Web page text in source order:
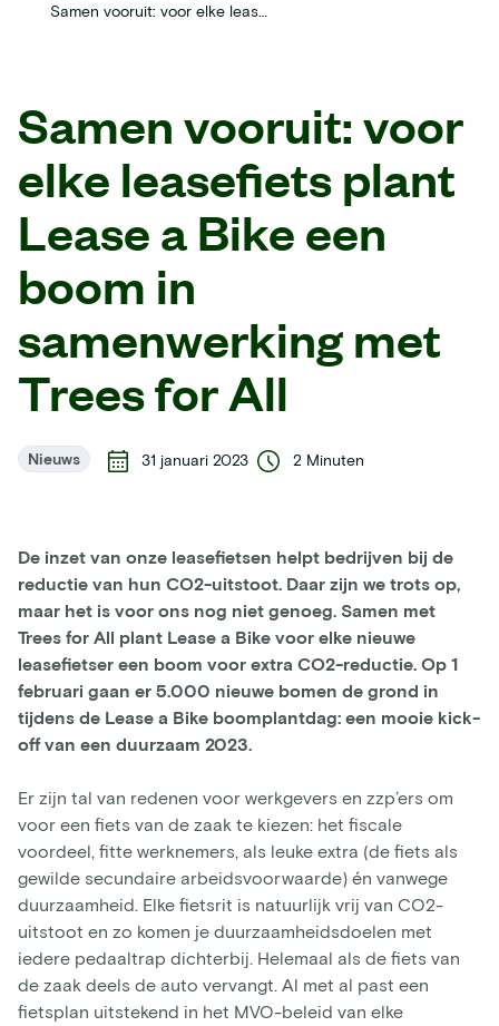
Samen vooruit: voor
elke leasefiets plant
Lease a Bike een
boom in
samenwerking met
Trees for All
Nieuws 31 januari 2023 2 Minuten
De inzet van onze leasefietsen helpt bedrijven bij de
reductie van hun CO2-uitstoot. Daar zijn we trots op,
maar het is voor ons nog niet genoeg. Samen met
Trees for All plant Lease a Bike voor elke nieuwe
leasefietser een boom voor extra CO2-reductie. Op 1
februari gaan er 5.000 nieuwe bomen de grond in
tijdens de Lease a Bike boomplantdag: een mooie kick-
off van een duurzaam 2023.
Er zijn tal van redenen voor werkgevers en zzp’ers om
voor een fiets van de zaak te kiezen: het fiscale
voordeel, fitte werknemers, als leuke extra (de fiets als
gewilde secundaire arbeidsvoorwaarde) én vanwege
duurzaamheid. Elke fietsrit is natuurlijk vrij van CO2-
uitstoot en zo komen je duurzaamheidsdoelen met
iedere pedaaltrap dichterbij. Helemaal als de fiets van
de zaak deels de auto vervangt. Al met al past een
fietsplan uitstekend in het MVO-beleid van elke